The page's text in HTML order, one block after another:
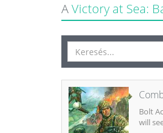
AVictory at Sea:
Bolt
will